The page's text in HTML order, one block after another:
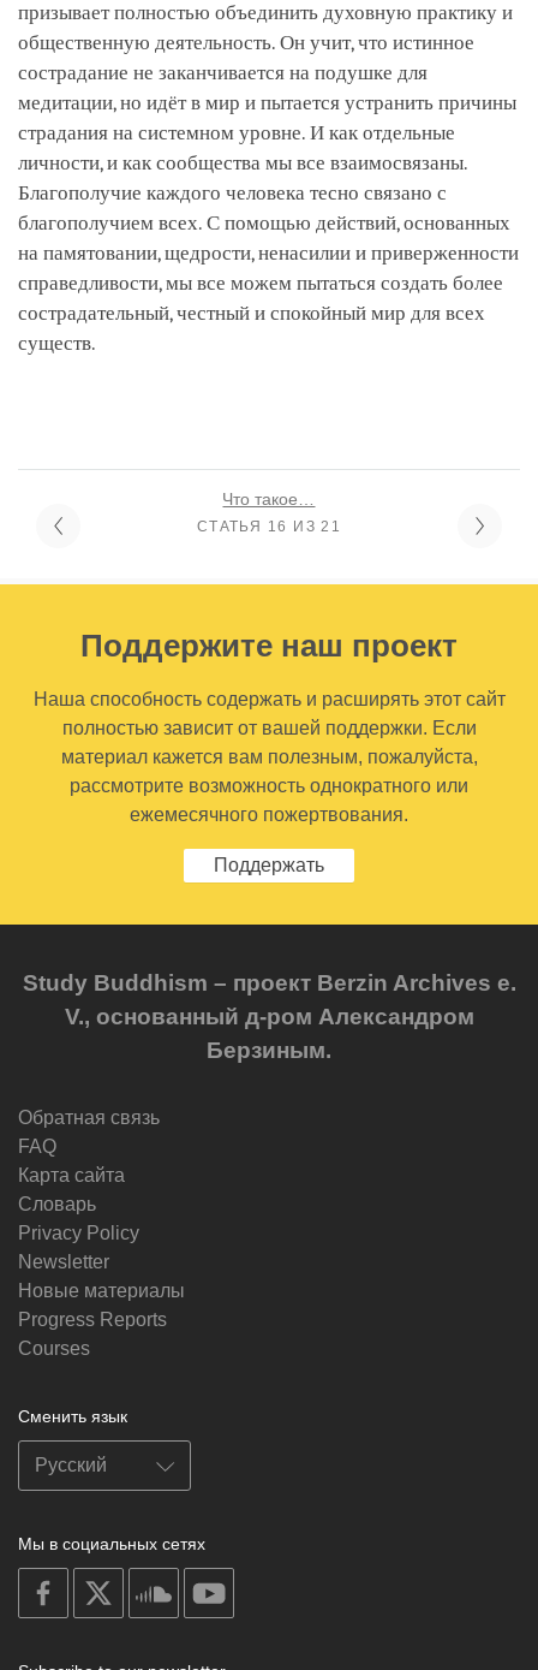
призывает полностью объединить духовную практику и
общественную деятельность. Он учит, что истинное
сострадание не заканчивается на подушке для
медитации, но идёт в мир и пытается устранить причины
страдания на системном уровне. И как отдельные
личности, и как сообщества мы все взаимосвязаны.
Благополучие каждого человека тесно связано с
благополучием всех. С помощью действий, основанных
на памятовании, щедрости, ненасилии и приверженности
справедливости, мы все можем пытаться создать более
сострадательный, честный и спокойный мир для всех
существ.
Что такое…
СТАТЬЯ 16 ИЗ 21
Поддержите наш проект
Наша способность содержать и расширять этот сайт
полностью зависит от вашей поддержки. Если
материал кажется вам полезным, пожалуйста,
рассмотрите возможность однократного или
ежемесячного пожертвования.
Поддержать
Study Buddhism – проект Berzin Archives e.
V., основанный д-ром Александром
Берзиным.
Обратная связь
FAQ
Карта сайта
Словарь
Privacy Policy
Newsletter
Новые материалы
Progress Reports
Courses
Сменить язык
Мы в социальных сетях
on
facebook
soundcloud